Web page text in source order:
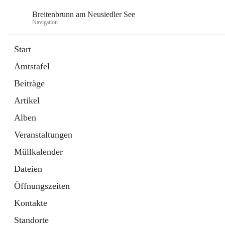
Breitenbrunn am Neusiedler See
Navigation
Start
Amtstafel
Beiträge
Artikel
Alben
Veranstaltungen
Müllkalender
Dateien
Öffnungszeiten
Kontakte
Standorte